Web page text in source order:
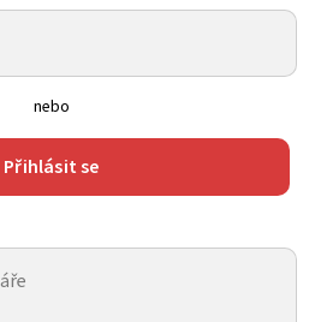
nebo
Přihlásit se